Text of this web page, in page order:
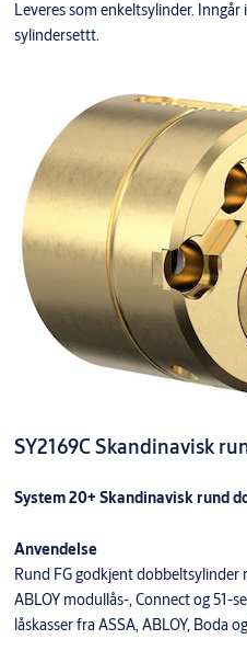
Leveres som enkeltsylinder.
sylindersettt.
SY2169C Skandinavisk
System 20+ Skandinavisk rund
Anvendelse
Rund FG godkjent dobbeltsylinder
ABLOY modullås-, Connect og 51-
låskasser fra ASSA, ABLOY, Boda